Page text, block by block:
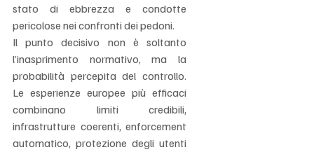
stato di ebbrezza e condotte
pericolose nei confronti dei pedoni.
Il punto decisivo non è soltanto
l’inasprimento normativo, ma la
probabilità percepita del controllo.
Le esperienze europee più efficaci
combinano limiti credibili,
infrastrutture coerenti, enforcement
automatico, protezione degli utenti